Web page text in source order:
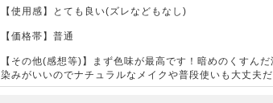
【使用感】とても良い(ズレなどもなし)
【価格帯】普通
【その他(感想等)】まず色味が最高です！暗めのくすん
染みがいいのでナチュラルなメイクや普段使いも大丈夫